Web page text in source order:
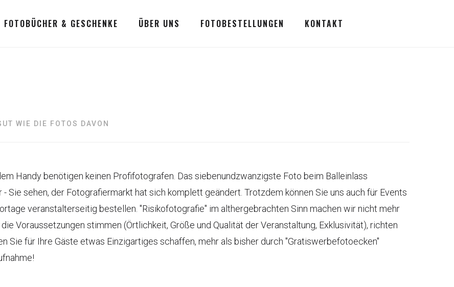
FOTOBÜCHER & GESCHENKE ÜBER UNS FOTOBESTELLUNGEN KONTAKT
WIE DIE FOTOS DAVON
Handy benötigen keinen Profifotografen. Das siebenundzwanzigste Foto beim Balleinlass
Sie sehen, der Fotografiermarkt hat sich komplett geändert. Trotzdem können Sie uns auch für Events
veranstalterseitig bestellen. "Risikofotografie" im althergebrachten Sinn machen wir nicht mehr
Voraussetzungen stimmen (Örtlichkeit, Größe und Qualität der Veranstaltung, Exklusivität), richten
Sie für Ihre Gäste etwas Einzigartiges schaffen, mehr als bisher durch "Gratiswerbefotoecken"